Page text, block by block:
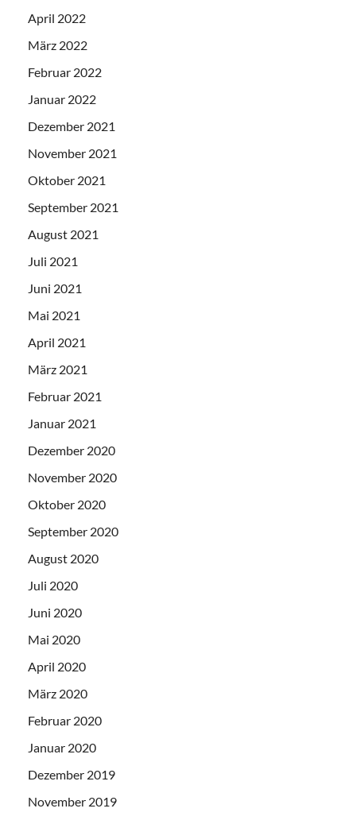
April 2022
März 2022
Februar 2022
Januar 2022
Dezember 2021
November 2021
Oktober 2021
September 2021
August 2021
Juli 2021
Juni 2021
Mai 2021
April 2021
März 2021
Februar 2021
Januar 2021
Dezember 2020
November 2020
Oktober 2020
September 2020
August 2020
Juli 2020
Juni 2020
Mai 2020
April 2020
März 2020
Februar 2020
Januar 2020
Dezember 2019
November 2019